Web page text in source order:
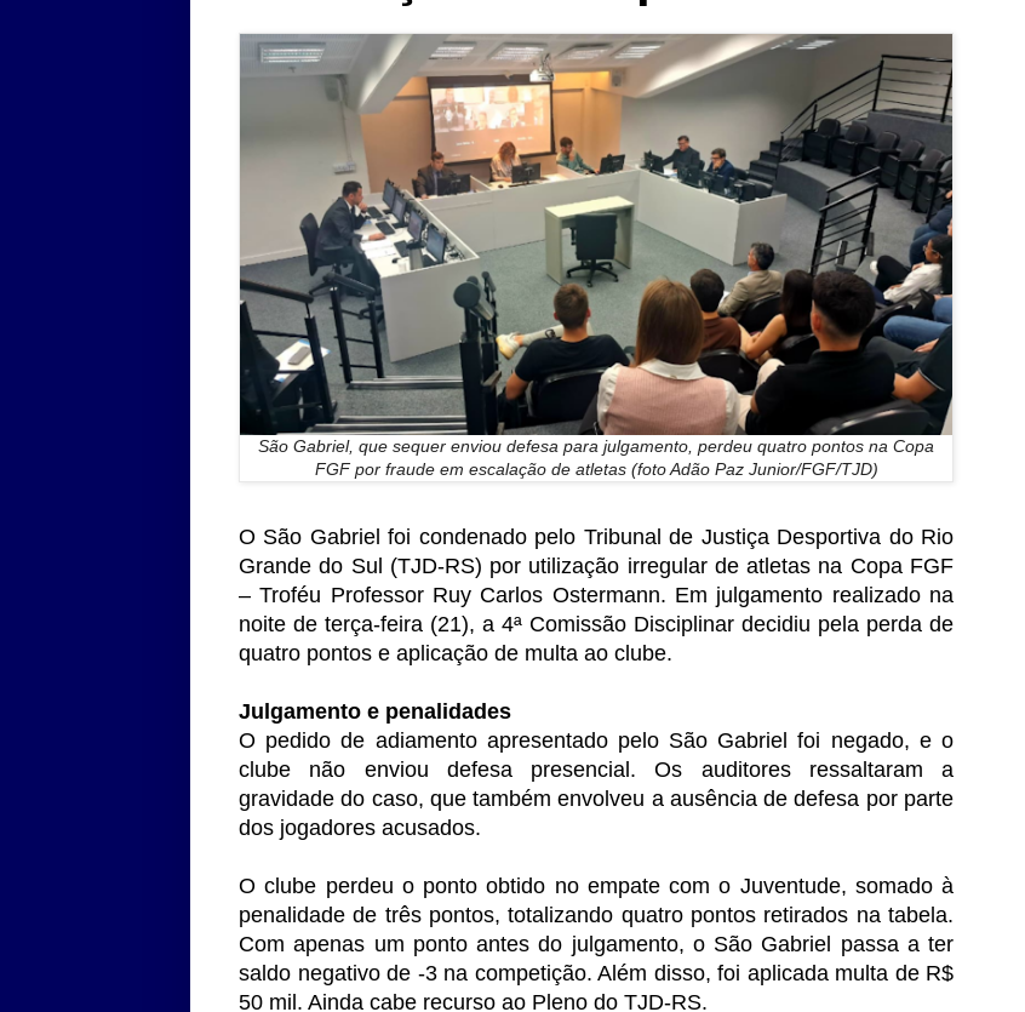
São Gabriel, que sequer enviou defesa para julgamento, perdeu quatro pontos na Copa
FGF por fraude em escalação de atletas (foto Adão Paz Junior/FGF/TJD)
O São Gabriel foi condenado pelo Tribunal de Justiça Desportiva do Rio
Grande do Sul (TJD-RS) por utilização irregular de atletas na Copa FGF
– Troféu Professor Ruy Carlos Ostermann. Em julgamento realizado na
noite de terça-feira (21), a 4ª Comissão Disciplinar decidiu pela perda de
quatro pontos e aplicação de multa ao clube.
Julgamento e penalidades
O pedido de adiamento apresentado pelo São Gabriel foi negado, e o
clube não enviou defesa presencial. Os auditores ressaltaram a
gravidade do caso, que também envolveu a ausência de defesa por parte
dos jogadores acusados.
O clube perdeu o ponto obtido no empate com o Juventude, somado à
penalidade de três pontos, totalizando quatro pontos retirados na tabela.
Com apenas um ponto antes do julgamento, o São Gabriel passa a ter
saldo negativo de -3 na competição. Além disso, foi aplicada multa de R$
50 mil. Ainda cabe recurso ao Pleno do TJD-RS.